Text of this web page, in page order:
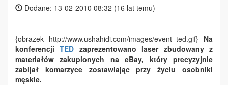
Dodane: 13-02-2010 08:32 (16 lat temu)
{obrazek http://www.ushahidi.com/images/event_ted.gif} Na
konferencjiTED zaprezentowano laser zbudowany z
materiałów zakupionych na eBay, który precyzyjnie
zabijał komarzyce zostawiając przy życiu osobniki
męskie.